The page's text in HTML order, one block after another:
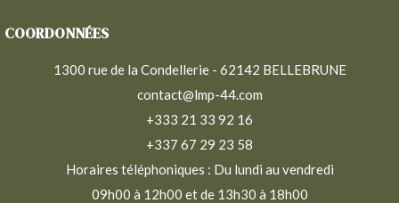
COORDONNÉES
1300 rue de la Condellerie - 62142 BELLEBRUNE
contact@lmp-44.com
+333 21 33 92 16
+337 67 29 23 58
Horaires téléphoniques : Du lundi au vendredi
09h00 à 12h00 et de 13h30 à 18h00